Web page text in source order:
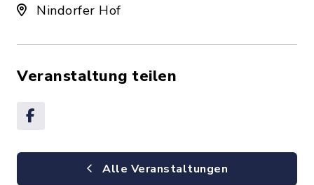
Nindorfer Hof
Veranstaltung teilen
Alle Veranstaltungen